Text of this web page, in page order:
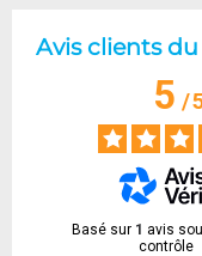
Avis clients
5/
Basé sur 1 avis
contrôle